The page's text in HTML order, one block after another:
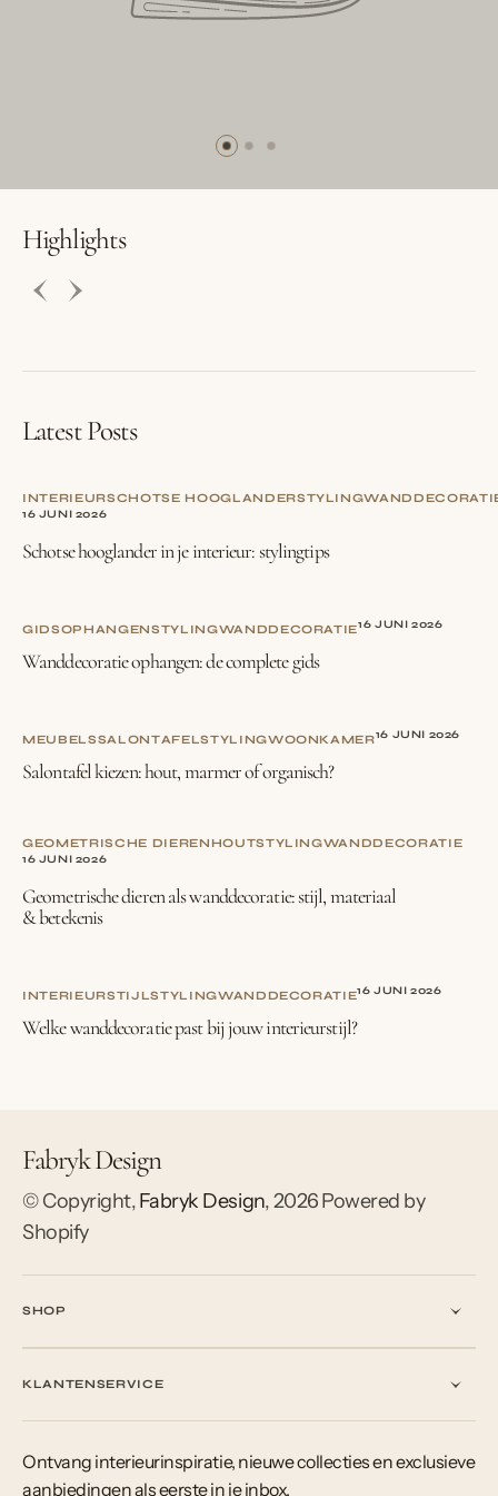
BUTTON LABELBUTTON LABEL
Highlights
Latest Posts
INTERIEURSCHOTSE HOOGLANDERSTYLING
16 JUNI 2026
Schotse hooglander in je interieur: stylingtips
GIDSOPHANGENSTYLINGWANDDECORATIE16 JUNI 2026
Wanddecoratie ophangen: de complete gids
MEUBELSSALONTAFELSTYLINGWOONKAMER16 JUNI 2026
Salontafel kiezen: hout, marmer of organisch?
GEOMETRISCHE DIERENHOUTSTYLINGWANDDECORATIE
16 JUNI 2026
Geometrische dieren als wanddecoratie: stijl, materiaal
& betekenis
INTERIEURSTIJLSTYLINGWANDDECORATIE16 JUNI 2026
Welke wanddecoratie past bij jouw interieurstijl?
Fabryk Design
© Copyright,Fabryk Design,2026Powered by
Shopify
SHOP
KLANTENSERVICE
Ontvang interieurinspiratie, nieuwe collecties en exclusieve
aanbiedingen als eerste in je inbox.